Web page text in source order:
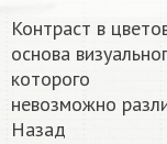
Контраст в
основа
которого
невозможно
Назад